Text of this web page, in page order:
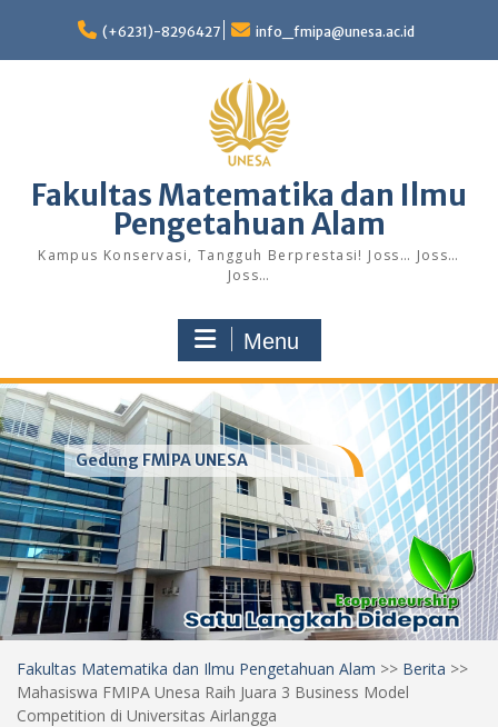
content
(+6231)-8296427 info_fmipa@unesa.ac.id
Fakultas Matematika dan Ilmu
Pengetahuan Alam
Kampus Konservasi, Tangguh Berprestasi! Joss… Joss…
Joss…
Menu
Gedung FMIPA UNESA
Fakultas Matematika dan Ilmu Pengetahuan Alam >> Berita >>
Mahasiswa FMIPA Unesa Raih Juara 3 Business Model
Competition di Universitas Airlangga